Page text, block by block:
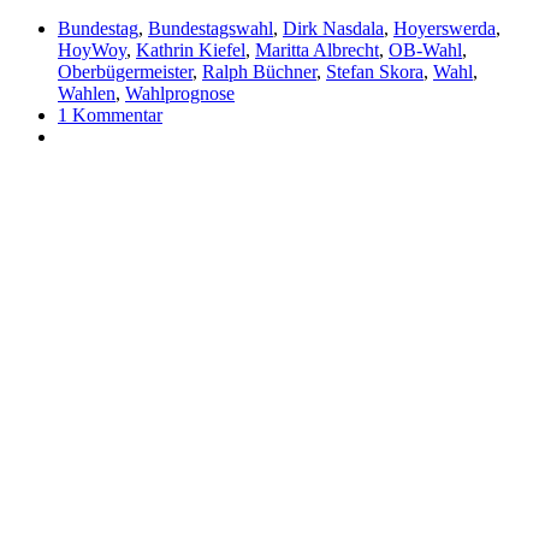
Bundestag, Bundestagswahl, Dirk Nasdala, Hoyerswerda,
HoyWoy, Kathrin Kiefel, Maritta Albrecht, OB-Wahl,
Oberbügermeister, Ralph Büchner, Stefan Skora, Wahl,
Wahlen, Wahlprognose
1 Kommentar